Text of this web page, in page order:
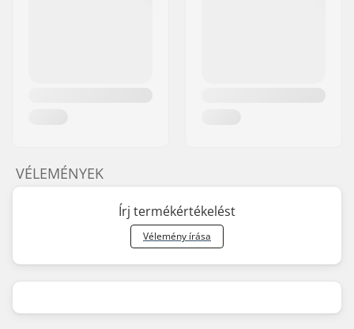
VÉLEMÉNYEK
Írj termékértékelést
Vélemény írása